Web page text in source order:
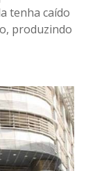
tenha caído
produzindo